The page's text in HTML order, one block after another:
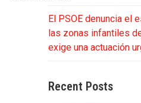
El PSOE denuncia el
las zonas infantiles
exige una actuación
Recent Posts